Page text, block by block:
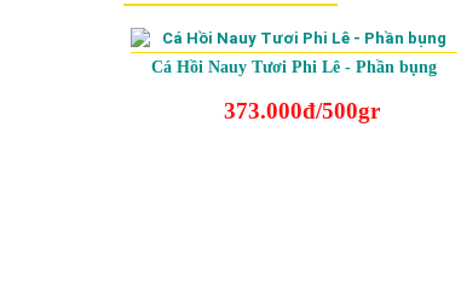
Cá Hồi Nauy Tươi Phi Lê - Phần bụng
373.000đ/500gr